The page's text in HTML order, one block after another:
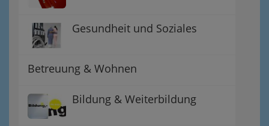
Gesundheit und Soziales
Betreuung & Wohnen
Bildung & Weiterbildung